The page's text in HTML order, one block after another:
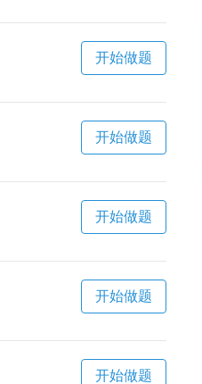
开始做题
开始做题
开始做题
开始做题
开始做题